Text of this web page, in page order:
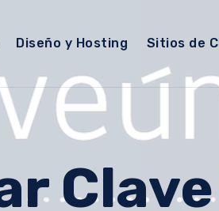
Diseño y Hosting Sitios de